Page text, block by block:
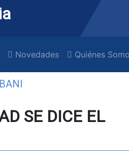
Novedades Quiénes
SE DICE EL